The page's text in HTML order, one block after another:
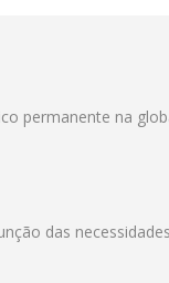
permanente na
das